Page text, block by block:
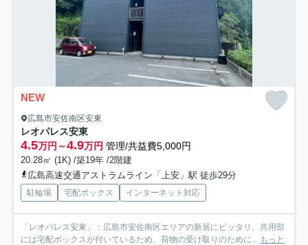
NEW
広島市安佐南区安東
レオパレス安東
4.5万円～4.9万円 管理/共益費5,000円
20.28㎡ (1K) /築19年 /2階建
広島高速交通アストラムライン「上安」駅 徒歩29分
駐輪場 宅配ボックス インターネット対応
「レオパレス安東」：広島市安佐南区エリアの新居にピッタリ。共用部
には宅配ボックスが付いているため、荷物の受け取りのために... もっと